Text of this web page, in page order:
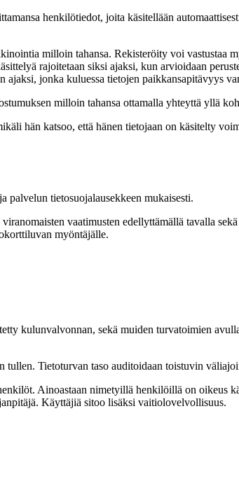
henkilötiedot, joita käsitellään
milloin tahansa. Rekisteröity voi vastustaa
rajoitetaan siksi ajaksi, kun arvioidaan
jonka kuluessa tietojen paikkansapitävyys
milloin tahansa ottamalla yhteyttä yllä
hän katsoo, että hänen tietojaan on käsitelty
palvelun tietosuojalausekkeen mukaisesti.
vaatimusten edellyttämällä tavalla
myöntäjälle.
kulunvalvonnan, sekä muiden turvatoimien
tullen. Tietoturvan taso auditoidaan toistuvin
Ainoastaan nimetyillä henkilöillä on
Käyttäjiä sitoo lisäksi vaitiolovelvollisuus.